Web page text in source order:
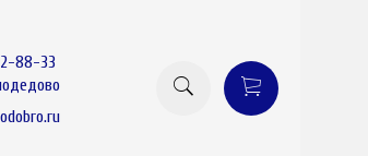
88-33